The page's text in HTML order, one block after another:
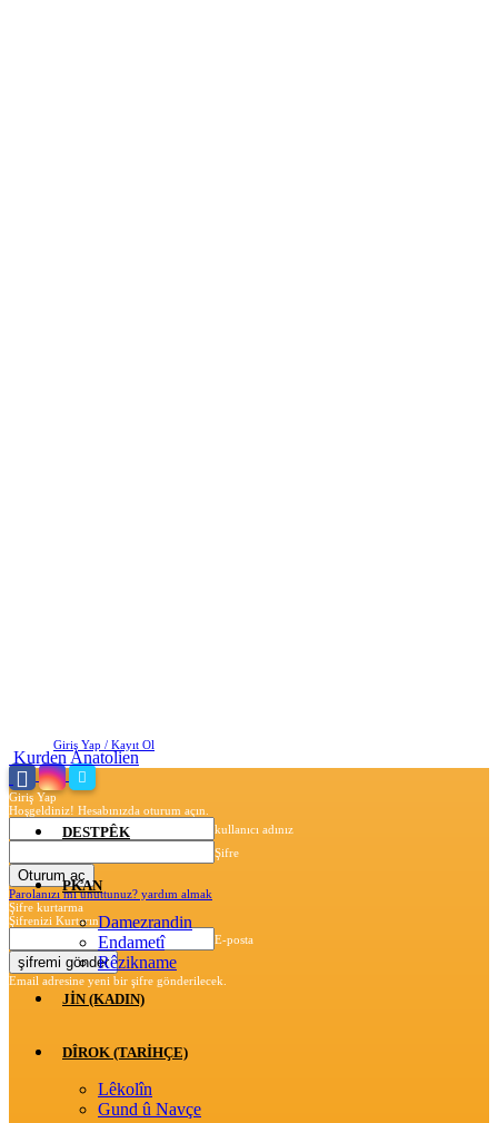
Giriş Yap / Kayıt Ol
Giriş Yap
Hoşgeldiniz! Hesabınızda oturum açın.
kullanıcı adınız
Şifre
Parolanızı mı unuttunuz? yardım almak
Şifre kurtarma
Şifrenizi Kurtarın
E-posta
Email adresine yeni bir şifre gönderilecek.
Kurden Anatolien
DESTPÊK
PKAN
Damezrandin
Endametî
Rêzikname
JİN (KADIN)
DÎROK (TARİHÇE)
Lêkolîn
Gund û Navçe